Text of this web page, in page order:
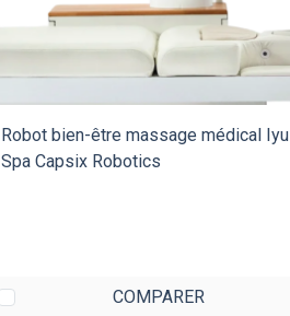
Robot bien-être massage médical Iyu
Spa Capsix Robotics
COMPARER